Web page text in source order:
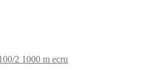
2 1000 m ecru